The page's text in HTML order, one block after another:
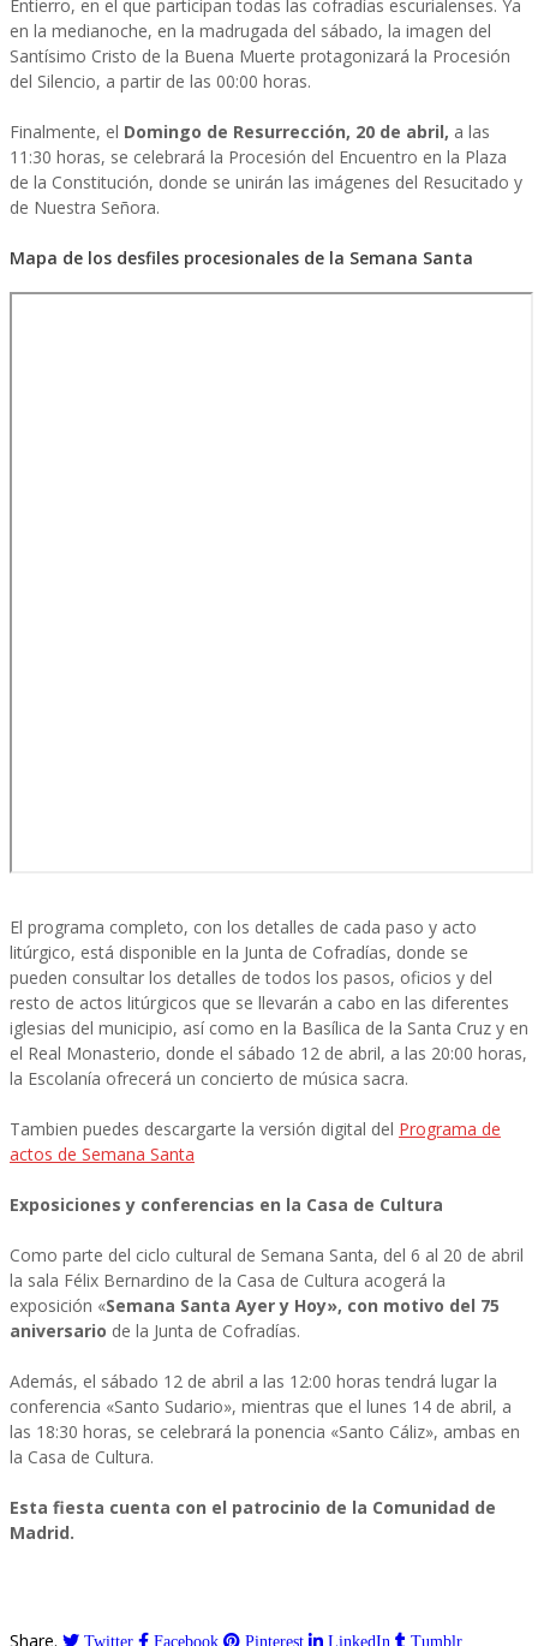
Entierro, en el que participan todas las cofradías escurialenses. Ya
en la medianoche, en la madrugada del sábado, la imagen del
Santísimo Cristo de la Buena Muerte protagonizará la Procesión
del Silencio, a partir de las 00:00 horas.
Finalmente, el Domingo de Resurrección, 20 de abril, a las
11:30 horas, se celebrará la Procesión del Encuentro en la Plaza
de la Constitución, donde se unirán las imágenes del Resucitado y
de Nuestra Señora.
Mapa de los desfiles procesionales de la Semana Santa
El programa completo, con los detalles de cada paso y acto
litúrgico, está disponible en la Junta de Cofradías, donde se
pueden consultar los detalles de todos los pasos, oficios y del
resto de actos litúrgicos que se llevarán a cabo en las diferentes
iglesias del municipio, así como en la Basílica de la Santa Cruz y en
el Real Monasterio, donde el sábado 12 de abril, a las 20:00 horas,
la Escolanía ofrecerá un concierto de música sacra.
Tambien puedes descargarte la versión digital del Programa de
actos de Semana Santa
Exposiciones y conferencias en la Casa de Cultura
Como parte del ciclo cultural de Semana Santa, del 6 al 20 de abril
la sala Félix Bernardino de la Casa de Cultura acogerá la
exposición «Semana Santa Ayer y Hoy», con motivo del 75
aniversario de la Junta de Cofradías.
Además, el sábado 12 de abril a las 12:00 horas tendrá lugar la
conferencia «Santo Sudario», mientras que el lunes 14 de abril, a
las 18:30 horas, se celebrará la ponencia «Santo Cáliz», ambas en
la Casa de Cultura.
Esta fiesta cuenta con el patrocinio de la Comunidad de
Madrid.
Share. Twitter Facebook Pinterest LinkedIn Tumblr